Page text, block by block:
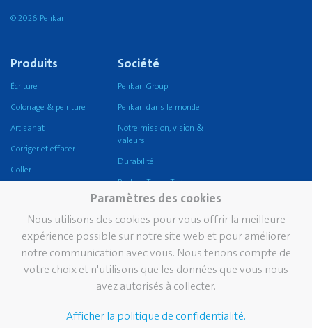
© 2026 Pelikan
Produits
Écriture
Coloriage & peinture
Artisanat
Corriger et effacer
Coller
griffix®
Pelikan eco
Écriture professionnelle
Société
Pelikan Group
Pelikan dans le monde
Notre mission, vision &
valeurs
Durabilité
Pelikan TintenTurm
Services Contact
Paramètres des cookies
Nous utilisons des cookies pour vous offrir la meilleure
expérience possible sur notre site web et pour améliorer
notre communication avec vous. Nous tenons compte de
votre choix et n'utilisons que les données que vous nous
avez autorisés à collecter.
Afficher la politique de confidentialité.